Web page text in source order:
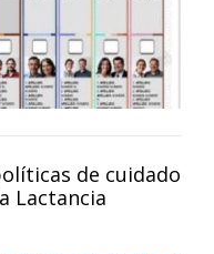
de cuidado
Lactancia